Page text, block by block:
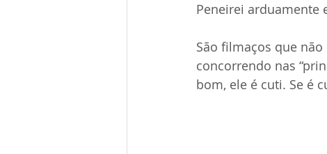
Peneirei arduamente
São filmaços que
concorrendo nas
bom, ele é cuti. Se é